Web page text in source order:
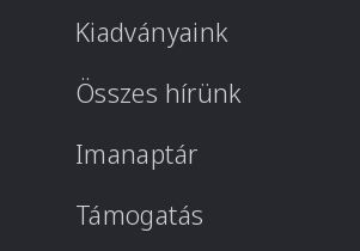
Kiadványaink
Összes hírünk
Imanaptár
Támogatás